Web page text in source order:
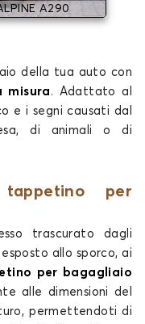
A290
della tua auto con
misura . Adattato al
e i segni causati dal
di animali o di
per
trascurato dagli
allo sporco, ai
per bagagliaio
alle dimensioni del
permettendoti di